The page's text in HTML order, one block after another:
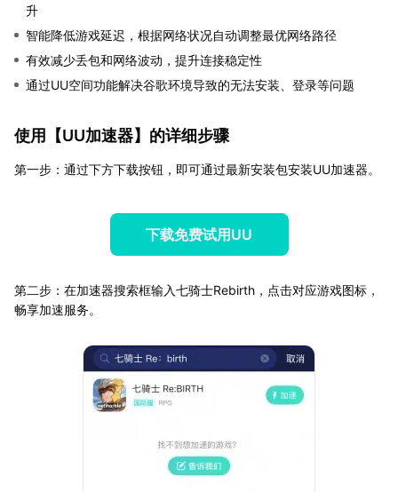
升
智能降低游戏延迟，根据网络状况自动调整最优网络路径
有效减少丢包和网络波动，提升连接稳定性
通过UU空间功能解决谷歌环境导致的无法安装、登录等问题
使用【UU加速器】的详细步骤
第一步：通过下方下载按钮，即可通过最新安装包安装UU加速器。
下载免费试用UU
第二步：在加速器搜索框输入七骑士Rebirth，点击对应游戏图标，
畅享加速服务。